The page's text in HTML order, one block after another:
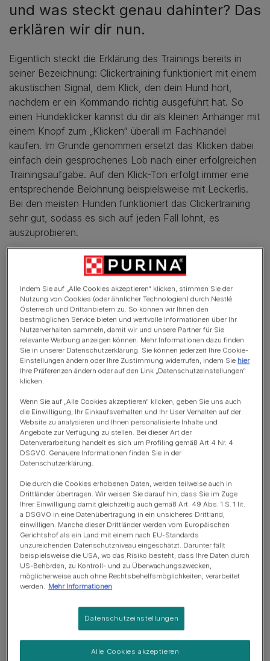
und was steckt genau dahinter? Das
erklären wir dir nun.
Eigentlich steckt die Erklärung des Trainings bereits in
seiner Bezeichnung: Clickertraining funktioniert mit einem
akustischen Signal, dem Klick, den dein Hund hört,
nachdem er ein Kommando richtig ausgeführt hat. So
einen Hundeklicker kannst du dir als kleinen Anhänger mit
einem Knopf zum „Klicken“ überall im Fachhandel
kaufen. Im Grunde genommen ersetzt das Klicken dabei
einfach dein gesprochenes Lob nach einer erfolgreichen
Trainingsaufgabe. Auf den Klick-Ton erfolgt immer eine
entsprechende Belohnung beispielsweise mit Leckerlis.
Bei den meisten Hunden funktioniert das Clickertraining
sehr gut, sodass es sich auf jeden Fall lohnt, es
auszuprobieren.
In diesem Artikel
Clicker fürs Hundetraining: Wie funktioniert’s?
Clickertraining bei Hunden: Übungen
Clickertraining bei Hunden: Nachteile?
Clicker fürs Hundetraining:
Wie funktioniert’s?
Das Clickertraining funktioniert nach einem einfachen
Indem Sie auf „Alle Cookies akzeptieren“ klicken, stimmen Sie der
Nutzung von Cookies (oder ähnlicher Technologien) durch Nestlé
Österreich und Drittanbietern zu. So können wir Ihnen den
bestmöglichen Service bieten und wertvolle Informationen über Ihr
Nutzerverhalten sammeln, damit wir und unsere Partner für Sie
relevante Werbung anzeigen können. Mehr Informationen dazu finden
Sie in unserer Datenschutzerklärung. Sie können jederzeit Ihre Cookie-
Einstellungen ändern oder Ihre Zustimmung widerrufen, indem Sie hier
Ihre Präferenzen ändern oder auf den Link „Datenschutzeinstellungen“
klicken.
Wenn Sie auf „Alle Cookies akzeptieren“ klicken, geben Sie uns auch
die Einwilligung, Ihr Einkaufsverhalten und Ihr User Verhalten auf der
Website zu analysieren und Ihnen personalisierte Inhalte und
Angebote zur Verfügung zu stellen. Bei dieser Art der
Datenverarbeitung handelt es sich um Profiling gemäß Art 4 Nr. 4
DSGVO. Genauere Informationen finden Sie in der
Datenschutzerklärung.
Die durch die Cookies erhobenen Daten, werden teilweise auch in
Drittländer übertragen. Wir weisen Sie darauf hin, dass Sie im Zuge
Ihrer Einwilligung damit gleichzeitig auch gemäß Art. 49 Abs. 1 S. 1 lit.
a DSGVO in eine Datenübertragung in ein unsicheres Drittland,
einwilligen. Manche dieser Drittländer werden vom Europäischen
Gerichtshof als ein Land mit einem nach EU-Standards
unzureichenden Datenschutzniveau eingeschätzt. Darunter fällt
beispielsweise die USA, wo das Risiko besteht, dass Ihre Daten durch
US-Behörden, zu Kontroll- und zu Überwachungszwecken,
möglicherweise auch ohne Rechtsbehelfsmöglichkeiten, verarbeitet
werden. Mehr Informationen
Datenschutzeinstellungen
Alle Cookies akzeptieren